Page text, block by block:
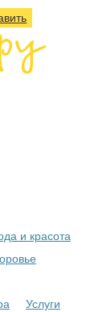
и красота
Услуги